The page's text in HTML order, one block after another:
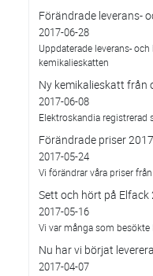
Förändrade leverans-
2017-06-28
Uppdaterade leverans-
kemikalieskatten
Ny kemikalieskatt från
2017-06-08
Elektroskandia registrerad
Förändrade priser
2017-05-24
Vi förändrar våra priser
Sett och hört på Elfack
2017-05-16
Vi var många som besökte
Nu har vi börjat
2017-04-07